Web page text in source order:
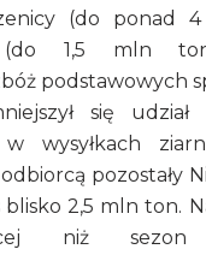
(do ponad
(do 1,5 mln
podstawowych
się udział
w wysyłkach
pozostały
blisko 2,5 mln ton.
niż sezon